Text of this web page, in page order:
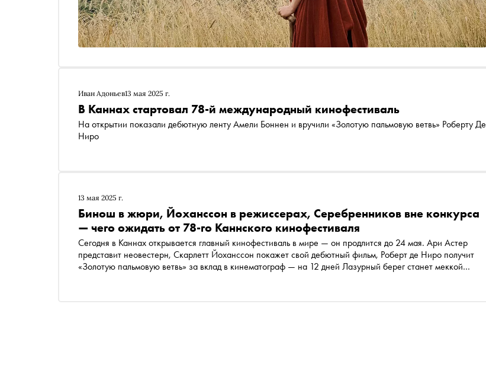
Иван Адоньев13 мая 2025 г.
В Каннах стартовал 78-й международный кинофестиваль
На открытии показали дебютную ленту Амели Боннен и вручили «Золотую пальмовую ветвь» Роберту Де
Ниро
13 мая 2025 г.
Бинош в жюри, Йоханссон в режиссерах, Серебренников вне конкурса
— чего ожидать от 78-го Каннского кинофестиваля
Сегодня в Каннах открывается главный кинофестиваль в мире — он продлится до 24 мая. Ари Астер
представит неовестерн, Скарлетт Йоханссон покажет свой дебютный фильм, Роберт де Ниро получит
«Золотую пальмовую ветвь» за вклад в кинематограф — на 12 дней Лазурный берег станет меккой